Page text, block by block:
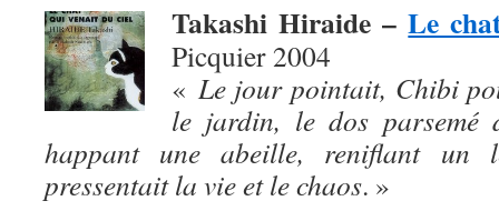
Takashi Hiraide –Le
Picquier 2004
« Le jour pointait, Chibi
le jardin, le dos parsemé
happant une abeille, reniflant un
pressentait la vie et le chaos. »